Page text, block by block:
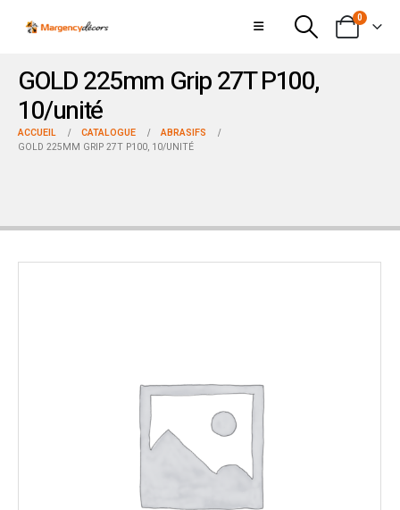
0
GOLD 225mm Grip 27T P100,
10/unité
ACCUEIL CATALOGUE
ABRASIFS
GOLD 225MM GRIP 27T P100, 10/UNITÉ